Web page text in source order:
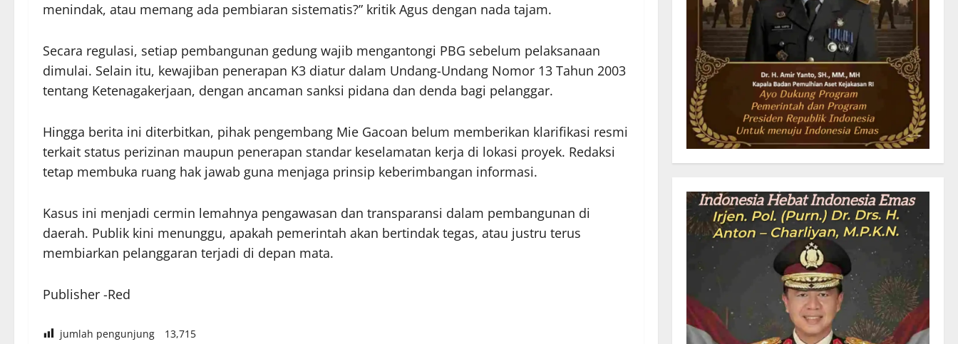
menindak, atau memang ada pembiaran sistematis?” kritik Agus dengan nada tajam.
Secara regulasi, setiap pembangunan gedung wajib mengantongi PBG sebelum pelaksanaan
dimulai. Selain itu, kewajiban penerapan K3 diatur dalam Undang-Undang Nomor 13 Tahun 2003
tentang Ketenagakerjaan, dengan ancaman sanksi pidana dan denda bagi pelanggar.
Hingga berita ini diterbitkan, pihak pengembang Mie Gacoan belum memberikan klarifikasi resmi
terkait status perizinan maupun penerapan standar keselamatan kerja di lokasi proyek. Redaksi
tetap membuka ruang hak jawab guna menjaga prinsip keberimbangan informasi.
Kasus ini menjadi cermin lemahnya pengawasan dan transparansi dalam pembangunan di
daerah. Publik kini menunggu, apakah pemerintah akan bertindak tegas, atau justru terus
membiarkan pelanggaran terjadi di depan mata.
Publisher -Red
jumlah pengunjung 13,715